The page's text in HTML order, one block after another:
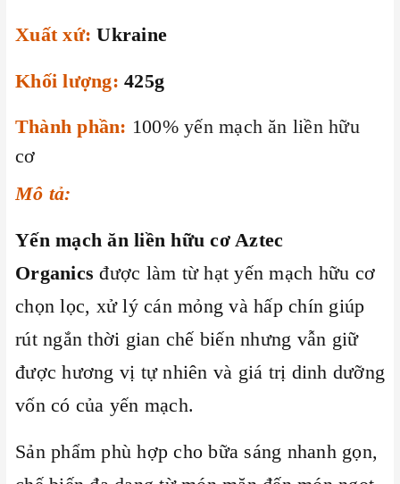
Xuất xứ:Ukraine
Khối lượng: 425g
Thành phần: 100% yến mạch ăn liền hữu
cơ
Mô tả:
Yến mạch ăn liền hữu cơ Aztec
Organics được làm từ hạt yến mạch hữu cơ
chọn lọc, xử lý cán mỏng và hấp chín giúp
rút ngắn thời gian chế biến nhưng vẫn giữ
được hương vị tự nhiên và giá trị dinh dưỡng
vốn có của yến mạch.
Sản phẩm phù hợp cho bữa sáng nhanh gọn,